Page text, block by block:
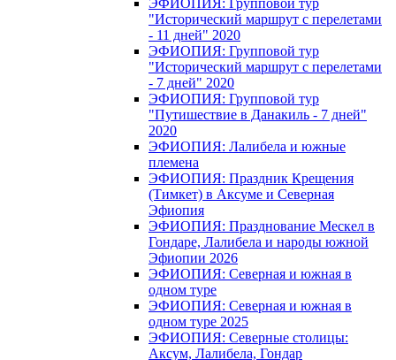
ЭФИОПИЯ: Групповой тур
"Исторический маршрут с перелетами
- 11 дней" 2020
ЭФИОПИЯ: Групповой тур
"Исторический маршрут с перелетами
- 7 дней" 2020
ЭФИОПИЯ: Групповой тур
"Путишествие в Данакиль - 7 дней"
2020
ЭФИОПИЯ: Лалибела и южные
племена
ЭФИОПИЯ: Праздник Крещения
(Тимкет) в Аксуме и Северная
Эфиопия
ЭФИОПИЯ: Празднование Мескел в
Гондаре, Лалибела и народы южной
Эфиопии 2026
ЭФИОПИЯ: Северная и южная в
одном туре
ЭФИОПИЯ: Северная и южная в
одном туре 2025
ЭФИОПИЯ: Северные столицы:
Аксум, Лалибела, Гондар